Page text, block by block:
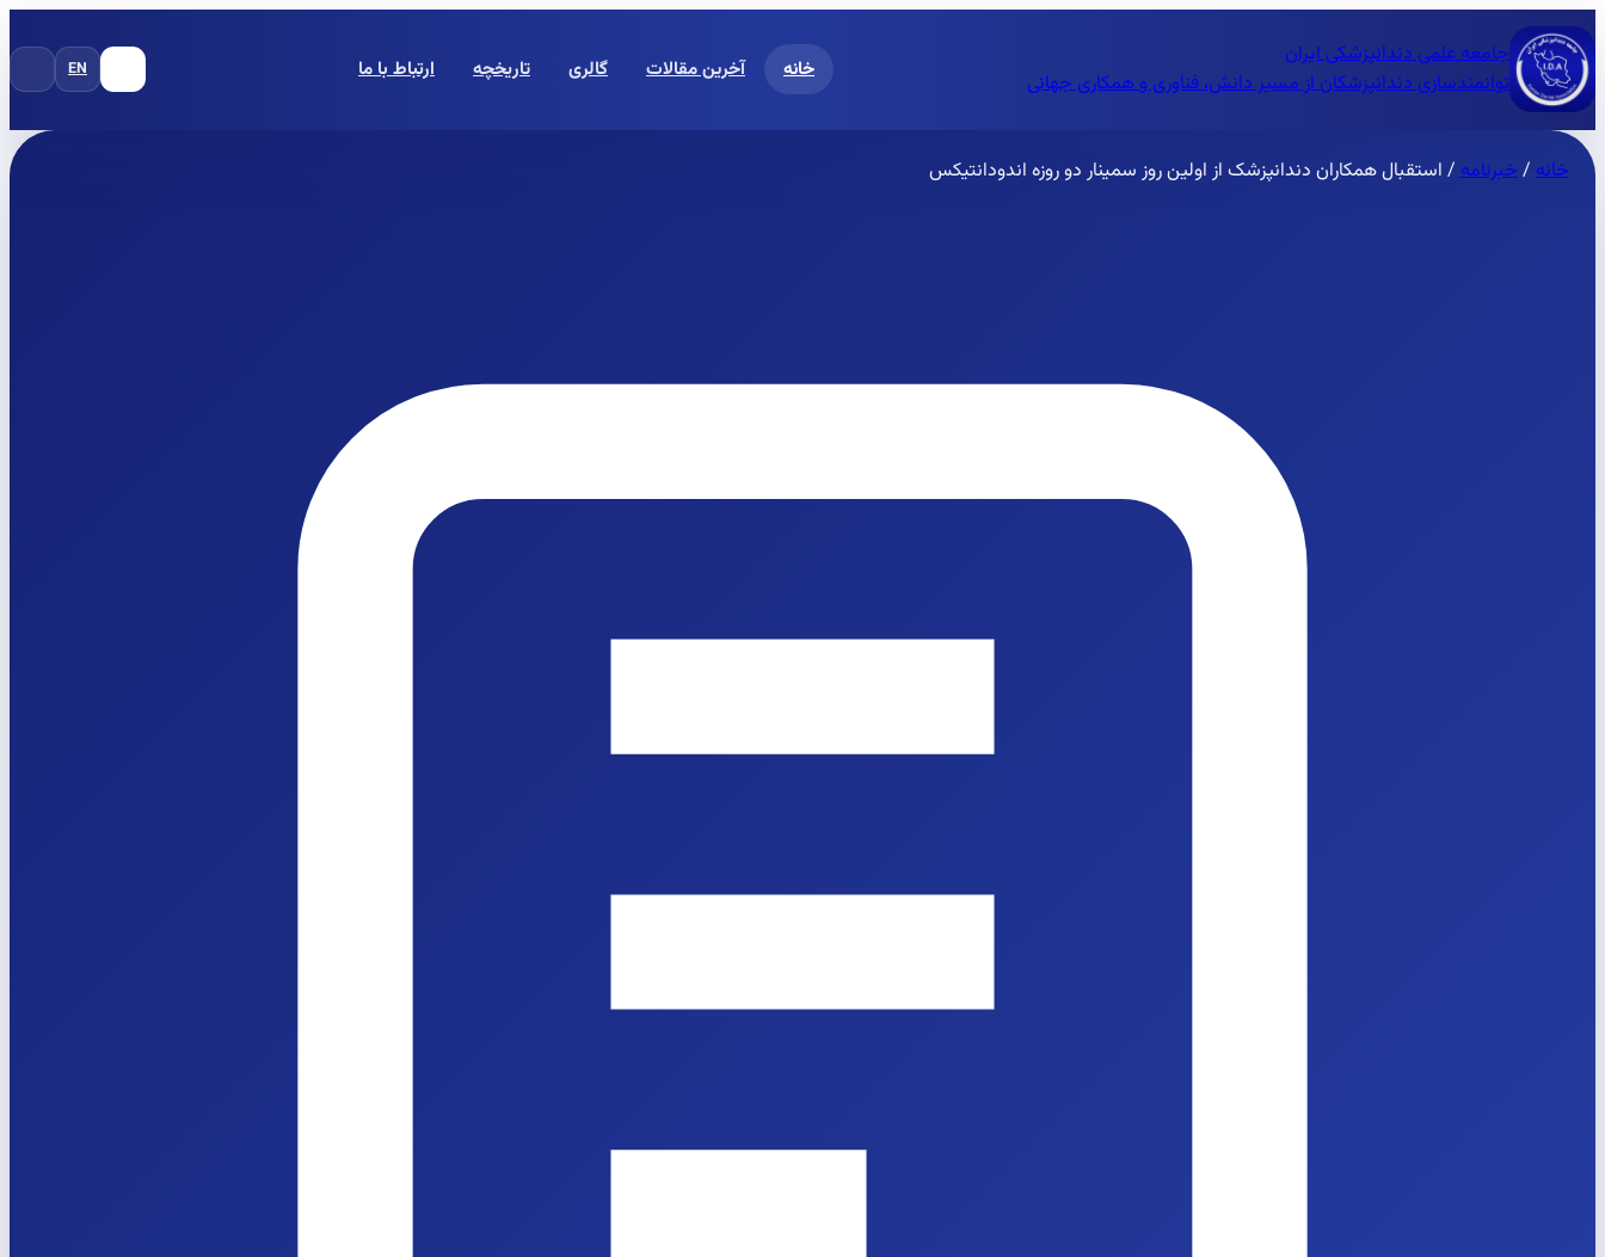
جامعه علمی دندانپزشکی ایران
توانمندسازی دندانپزشکان از مسیر دانش، فناوری و همکاری جهانی
خانه آخرین مقالات گالری تاریخچه ارتباط با ما EN
خانه/خبرنامه/ استقبال همکاران دندانپزشک از اولین روز سمینار دو روزه اندودانتیکس